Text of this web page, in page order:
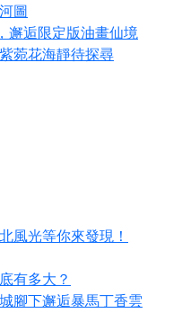
圖
邂逅限定版油畫仙境
菀花海靜待探尋
風光等你來發現！
有多大？
腳下邂逅暴馬丁香雲